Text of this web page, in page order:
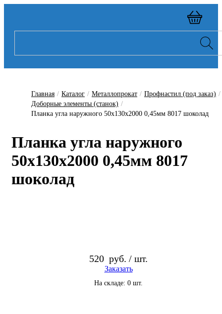
Главная / Каталог / Металлопрокат / Профнастил (под заказ) /
Доборные элементы (станок) /
Планка угла наружного 50х130х2000 0,45мм 8017 шоколад
Планка угла наружного
50х130х2000 0,45мм 8017
шоколад
520 руб. / шт.
Заказать
На складе: 0 шт.